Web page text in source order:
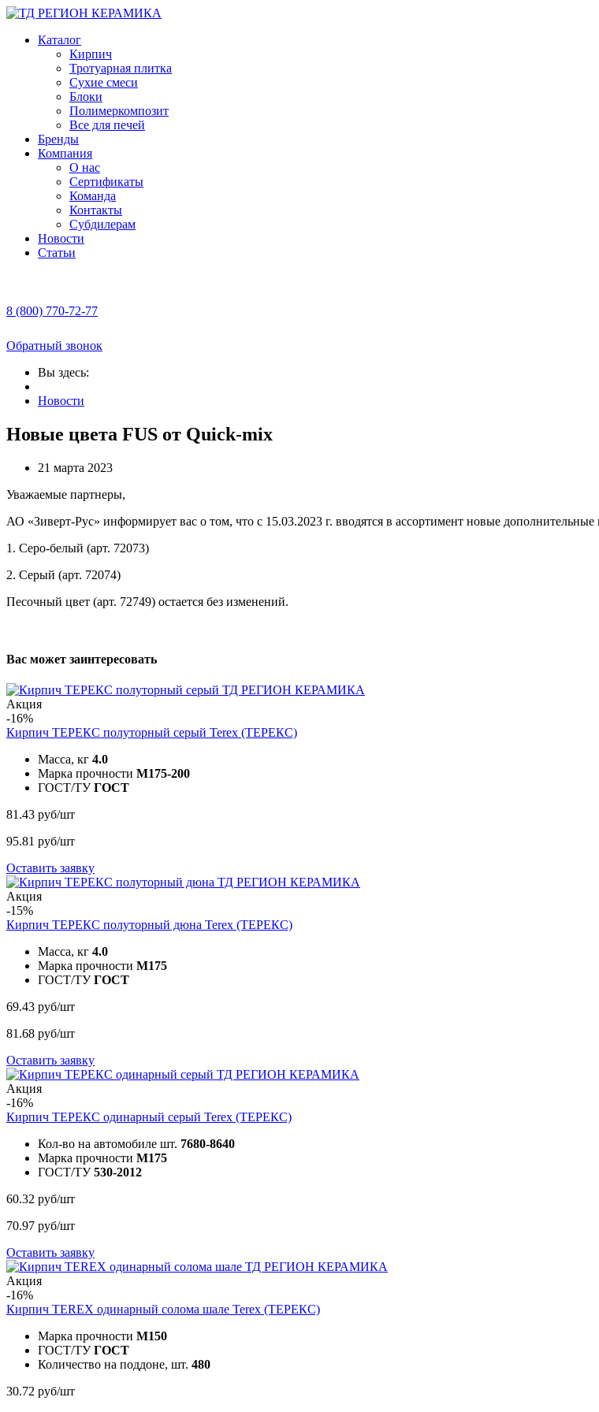
Каталог
Кирпич
Тротуарная плитка
Сухие смеси
Блоки
Полимеркомпозит
Все для печей
Бренды
Компания
О нас
Сертификаты
Команда
Контакты
Субдилерам
Новости
Статьи
8 (800) 770-72-77
Обратный звонок
Вы здесь:
Новости
Новые цвета FUS от Quick-mix
21 марта 2023
Уважаемые партнеры,
АО «Зиверт-Рус» информирует вас о том, что с 15.03.2023 г. вводятся в ассортимент новые
1. Серо-белый (арт. 72073)
2. Серый (арт. 72074)
Песочный цвет (арт. 72749) остается без изменений.
Вас может заинтересовать
Акция
-16%
Кирпич ТЕРЕКС полуторный серый Terex (ТЕРЕКС)
Масса, кг 4.0
Марка прочности M175-200
ГОСТ/ТУ ГОСТ
81.43 руб/шт
95.81 руб/шт
Оставить заявку
Акция
-15%
Кирпич ТЕРЕКС полуторный дюна Terex (ТЕРЕКС)
Масса, кг 4.0
Марка прочности M175
ГОСТ/ТУ ГОСТ
69.43 руб/шт
81.68 руб/шт
Оставить заявку
Акция
-16%
Кирпич ТЕРЕКС одинарный серый Terex (ТЕРЕКС)
Кол-во на автомобиле шт. 7680-8640
Марка прочности M175
ГОСТ/ТУ 530-2012
60.32 руб/шт
70.97 руб/шт
Оставить заявку
Акция
-16%
Кирпич TEREX одинарный солома шале Terex (ТЕРЕКС)
Марка прочности M150
ГОСТ/ТУ ГОСТ
Количество на поддоне, шт. 480
30.72 руб/шт